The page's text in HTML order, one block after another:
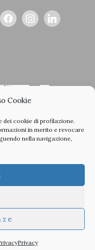
Cookie
dei cookie di profilazione.
in merito e revocare
nella navigazione,
Privacy
facebookinstagramlinkedin
>
-